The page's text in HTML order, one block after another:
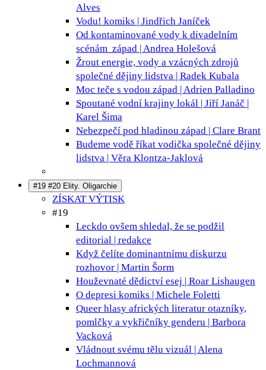
Alves
Vodu! komiks | Jindřich Janíček
Od kontaminované vody k divadelním
scénám západ | Andrea Holešová
Žrout energie, vody a vzácných zdrojů
společné dějiny lidstva | Radek Kubala
Moc teče s vodou západ | Adrien Palladino
Spoutané vodní krajiny lokál | Jiří Janáč |
Karel Šima
Nebezpečí pod hladinou západ | Clare Brant
Budeme vodě říkat vodička společné dějiny
lidstva | Věra Klontza-Jaklová
#19 #20 Elity. Oligarchie
ZÍSKAT VÝTISK
#19
Leckdo ovšem shledal, že se podžil
editorial | redakce
Když čelíte dominantnímu diskurzu
rozhovor | Martin Šorm
Houževnaté dědictví esej | Roar Lishaugen
O depresi komiks | Michele Foletti
Queer hlasy afrických literatur otazníky,
pomlčky a vykřičníky genderu | Barbora
Vacková
Vládnout svému tělu vizuál | Alena
Lochmannová